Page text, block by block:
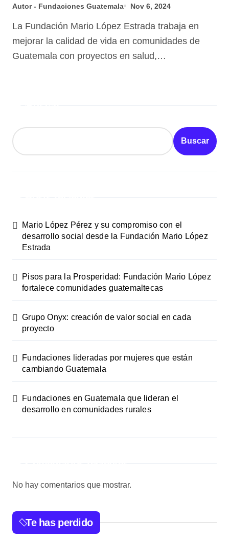
Autor - Fundaciones Guatemala Nov 6, 2024
La Fundación Mario López Estrada trabaja en
mejorar la calidad de vida en comunidades de
Guatemala con proyectos en salud,…
Buscar
Mario López Pérez y su compromiso con el
desarrollo social desde la Fundación Mario López
Estrada
Pisos para la Prosperidad: Fundación Mario López
fortalece comunidades guatemaltecas
Grupo Onyx: creación de valor social en cada
proyecto
Fundaciones lideradas por mujeres que están
cambiando Guatemala
Fundaciones en Guatemala que lideran el
desarrollo en comunidades rurales
No hay comentarios que mostrar.
Te has perdido